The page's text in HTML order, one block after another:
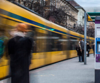
Lázár
–
Marad
a
Budapest-
bérlet